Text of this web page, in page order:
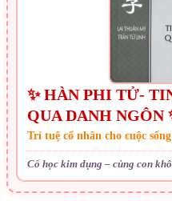
✨ HÀN PHI TỬ-
QUA DANH NGÔN
Trí tuệ cổ nhân cho cuộc
Cổ học kim dụng – cùng con